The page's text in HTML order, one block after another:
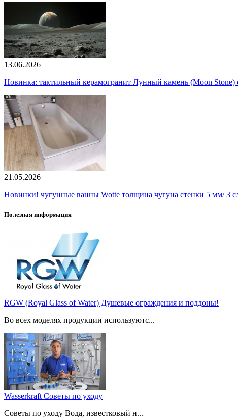
13.06.2026
Новинка: тактильный керамогранит Лунный камень (Moon Stone)
21.05.2026
Новинки! чугунные ванны Wotte толщина чугуна стенки 5 мм/ 3
Полезная информация
RGW (Royal Glass of Water) Душевые ограждения и поддоны!
Во всех моделях продукции используютс...
Wasserkraft Советы по уходу
Советы по уходу Вода, известковый н...